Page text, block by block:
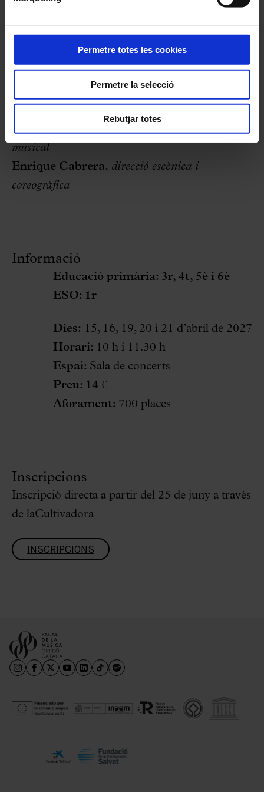
Permetre totes les cookies
Permetre la selecció
Rebutjar totes
G. Salicrú, clarinet;L. Serra, fagot;
trompeta i fiscorn;
E. Iniesta, mandolina i altres instruments de
P. Perera, piano i acordió
Eduard Iniesta, arranjaments i direcció
musical
Enrique Cabrera, direcció escènica i
coreogràfica
Informació
Educació primària: 3r, 4t, 5è i 6è
ESO: 1r
Dies: 15, 16, 19, 20 i 21 d’abril de 2027
Horari: 10 h i 11.30 h
Espai: Sala de concerts
Preu: 14 €
Aforament: 700 places
Inscripcions
Inscripció directa a partir del 25 de juny a través
de laCultivadora
INSCRIPCIONS